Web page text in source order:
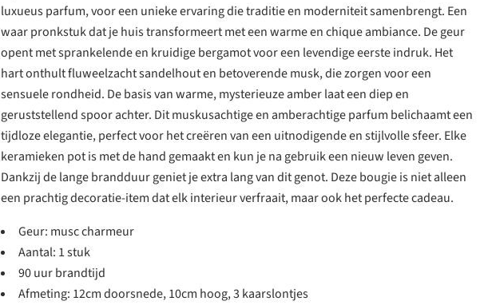
luxueus parfum, voor een unieke ervaring die traditie en moderniteit samenbrengt. Een
waar pronkstuk dat je huis transformeert met een warme en chique ambiance. De geur
opent met sprankelende en kruidige bergamot voor een levendige eerste indruk. Het
hart onthult fluweelzacht sandelhout en betoverende musk, die zorgen voor een
sensuele rondheid. De basis van warme, mysterieuze amber laat een diep en
geruststellend spoor achter. Dit muskusachtige en amberachtige parfum belichaamt een
tijdloze elegantie, perfect voor het creëren van een uitnodigende en stijlvolle sfeer. Elke
keramieken pot is met de hand gemaakt en kun je na gebruik een nieuw leven geven.
Dankzij de lange brandduur geniet je extra lang van dit genot. Deze bougie is niet alleen
een prachtig decoratie-item dat elk interieur verfraait, maar ook het perfecte cadeau.
Geur: musc charmeur
Aantal: 1 stuk
90 uur brandtijd
Afmeting: 12cm doorsnede, 10cm hoog, 3 kaarslontjes